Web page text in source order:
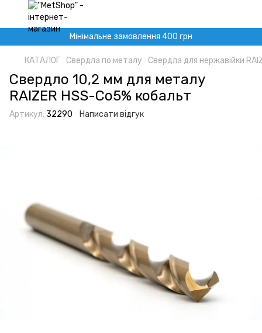
Мінімальне замовлення 400 грн
КАТАЛОГ Свердла по металу Свердла для нержавійки
Свердло 10,2 мм для металу
RAIZER HSS-Co5% кобальт
Артикул: 32290 Написати відгук